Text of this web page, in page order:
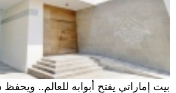
بيت إماراتي يفتح أبوابه للعالم..